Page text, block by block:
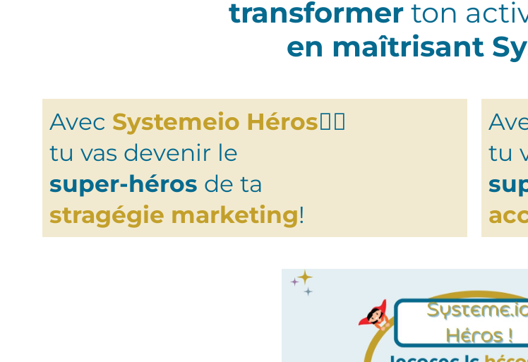
transformer ton
en maîtrisant
Avec Systemeio Héros🦸‍♀️
tu vas devenir le
super-héros de ta
stragégie marketing!
tu